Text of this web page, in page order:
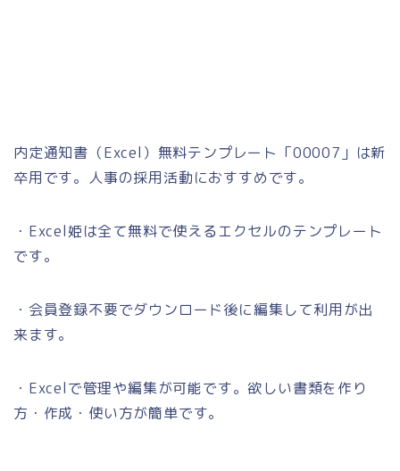
内定通知書（Excel）無料テンプレート「00007」は新
卒用です。人事の採用活動におすすめです。
・Excel姫は全て無料で使えるエクセルのテンプレート
です。
・会員登録不要でダウンロード後に編集して利用が出
来ます。
・Excelで管理や編集が可能です。欲しい書類を作り
方・作成・使い方が簡単です。